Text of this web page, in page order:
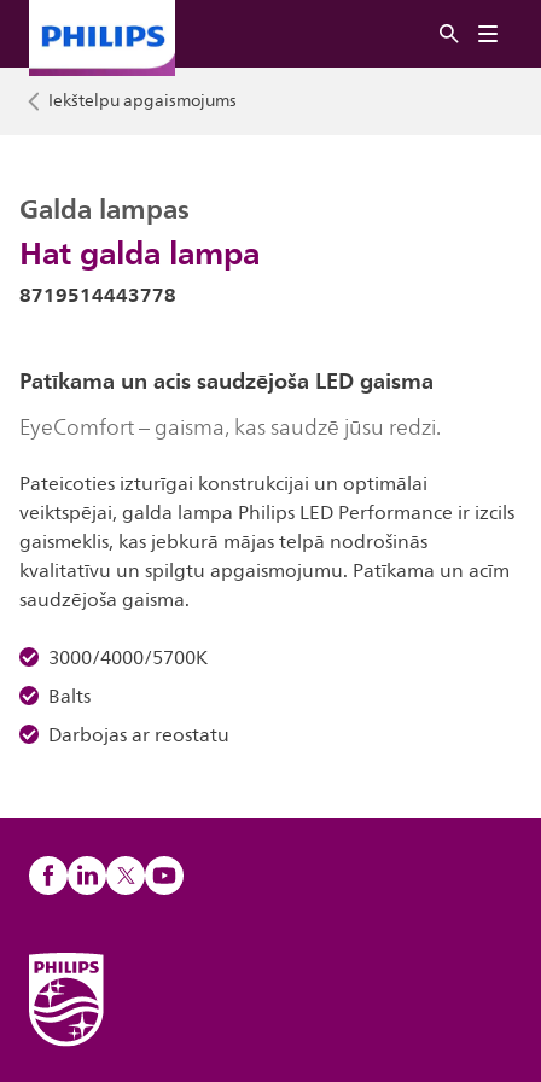
Iekštelpu apgaismojums
Hat galda lampa
Galda lampas
8719514443778
Patīkama un acis saudzējoša LED gaisma
EyeComfort – gaisma, kas saudzē jūsu redzi.
Pateicoties izturīgai konstrukcijai un optimālai
veiktspējai, galda lampa Philips LED Performance ir izcils
gaismeklis, kas jebkurā mājas telpā nodrošinās
kvalitatīvu un spilgtu apgaismojumu. Patīkama un acīm
saudzējoša gaisma.
3000/4000/5700K
Balts
Darbojas ar reostatu